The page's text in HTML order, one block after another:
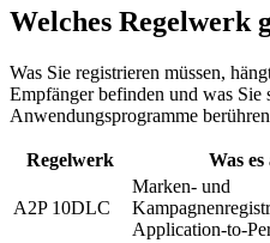
Welches Regelwerk
Was Sie registrieren müssen,
Empfänger befinden und was Sie
Anwendungsprogramme
Regelwerk Was
A2P 10DLC
Marken- und
Application-to-